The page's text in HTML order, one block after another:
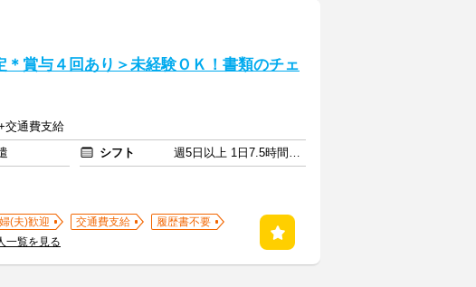
＊賞与４回あり＞未経験ＯＫ！書類のチェ
交通費支給
シフト
週5日以上 1日7.5時間以上
(夫)歓迎 交通費支給
履歴書不要
一覧を見る